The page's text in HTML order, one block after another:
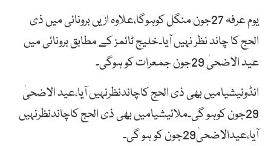
یوم عرفہ 27جون منگل کوہوگا،علاوہ ازیں برونائی میں ذی
الحج کا چاند نظر نہیں آیا۔خلیج ٹائمز کے مطابق برونائی میں
عید الاضحیٰ 29جون جمعرات کو ہوگی۔
انڈونیشیامیں بھی ذی الحج کاچاندنظرنہیں آیا،عید الاضحیٰ
29جون کوہو گی۔ملائیشیامیں بھی ذی الحج کاچاندنظرنہیں
آیا،عیدالاضحیٰ29جون کو ہو گی۔